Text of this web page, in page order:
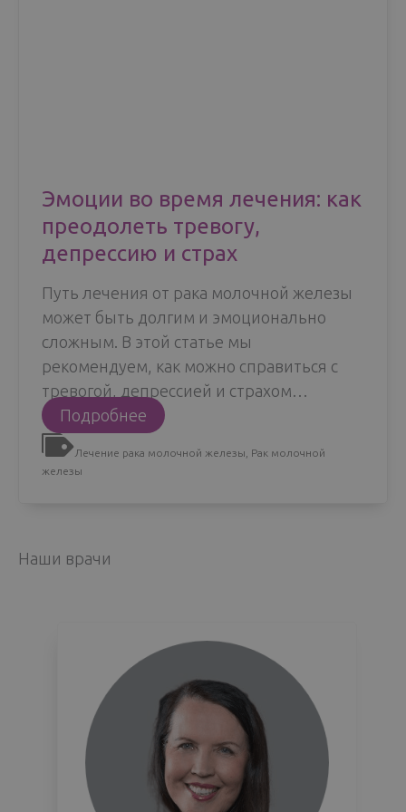
Эмоции во время лечения: как
преодолеть тревогу,
депрессию и страх
Путь лечения от рака молочной железы
может быть долгим и эмоционально
сложным. В этой статье мы
рекомендуем, как можно справиться с
тревогой, депрессией и страхом…
Подробнее Эмоции
во
Лечение рака молочной железы
Рак молочной
железы
Наши врачи